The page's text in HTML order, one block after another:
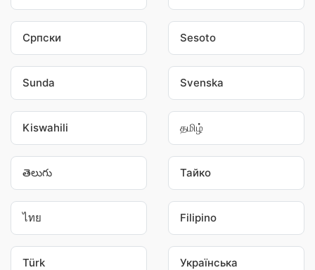
Српски Sesoto
Sunda Svenska
Kiswahili தமிழ்
తెలుగు Тайко
ไทย Filipino
Türk Українська